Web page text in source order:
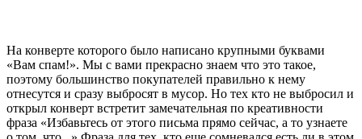
На конверте которого было написано крупными буквами
«Вам спам!». Мы с вами прекрасно знаем что это такое,
поэтому большинство покупателей правильно к нему
отнесутся и сразу выбросят в мусор. Но тех кто не выбросил и
открыл конверт встретит замечательная по креативности
фраза «Избавьтесь от этого письма прямо сейчас, а то узнаете